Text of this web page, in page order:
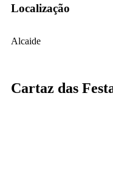
Localização
Alcaide
Cartaz das